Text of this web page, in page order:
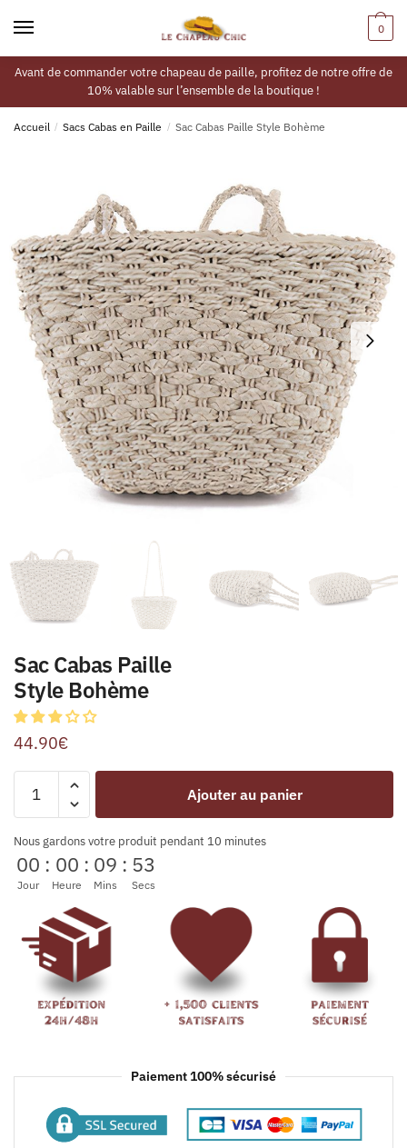
0
Avant de commander votre chapeau de paille, profitez de notre offre de
10% valable sur l’ensemble de la boutique !
Accueil / Sacs Cabas en Paille / Sac Cabas Paille Style Bohème
Sac Cabas Paille
Style Bohème
44.90€
Ajouter au panier
Nous gardons votre produit pendant 10 minutes
00
Jour
: 00
Heure
: 09
Mins
: 53
Secs
Paiement 100% sécurisé